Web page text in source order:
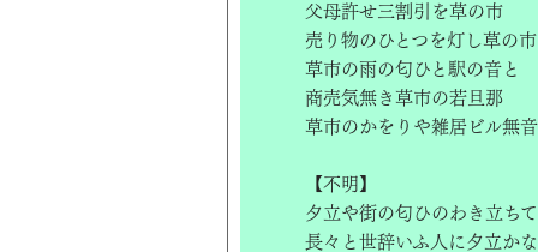
父母許せ三割引を草の市
売り物のひとつを灯し草の市
草市の雨の匂ひと駅の音と
商売気無き草市の若旦那
草市のかをりや雑居ビル無音
【不明】
夕立や街の匂ひのわき立ちて
長々と世辞いふ人に夕立かな